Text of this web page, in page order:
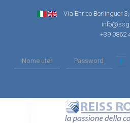
Via Enrico Berlinguer
+39 0862